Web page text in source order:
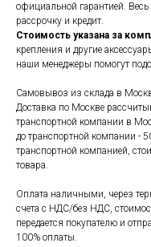
официальной гарантией.
рассрочку и кредит.
Стоимость указана за
крепления и другие
наши менеджеры помогут
Самовывоз из склада в
Доставка по Москве
транспортной компании в
до транспортной компании -
транспортной компанией,
товара.
Оплата наличными, через
счета с НДС/без НДС,
передается покупателю и
100% оплаты.